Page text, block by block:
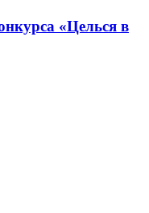
«Целься в